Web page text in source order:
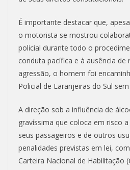
É importante destacar que,
o motorista se mostrou
policial durante todo o
conduta pacífica e à ausência de
agressão, o homem foi
Policial de Laranjeiras do Sul
A direção sob a influência de
gravíssima que coloca em risco
seus passageiros e de outros
penalidades previstas em lei,
Carteira Nacional de Habilitação